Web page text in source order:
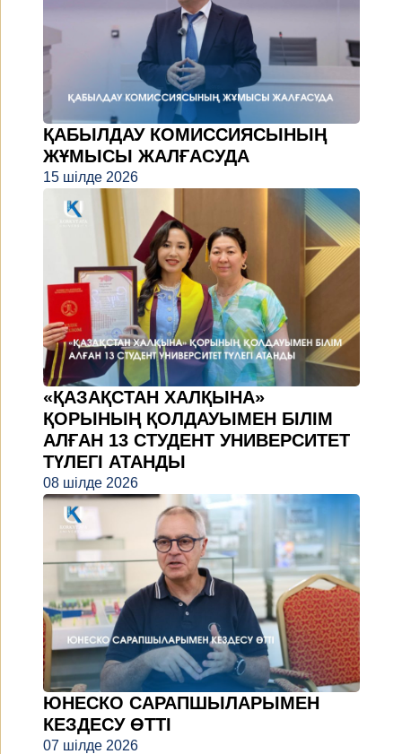
ҚАБЫЛДАУ КОМИССИЯСЫНЫҢ
ЖҰМЫСЫ ЖАЛҒАСУДА
15 шілде 2026
«ҚАЗАҚСТАН ХАЛҚЫНА»
ҚОРЫНЫҢ ҚОЛДАУЫМЕН БІЛІМ
АЛҒАН 13 СТУДЕНТ УНИВЕРСИТЕТ
ТҮЛЕГІ АТАНДЫ
08 шілде 2026
ЮНЕСКО САРАПШЫЛАРЫМЕН
КЕЗДЕСУ ӨТТІ
07 шілде 2026